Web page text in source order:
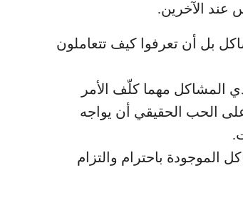
عند الآخرين.
بل أن تعرفوا كيف تتعاملون
المشاكل مهما كلّف الأمر
الحب الحقيقي أن يواجه
الموجودة باحترام والتزام